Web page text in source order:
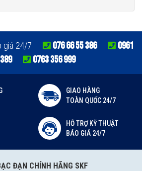
giá 24/7 076 66 55 386
0961
0763 356 999
GIAO HÀNG
TOÀN QUỐC 24/7
HỖ TRỢ KỸ THUẬT
BÁO GIÁ 24/7
ĐẠN CHÍNH HÃNG SKF